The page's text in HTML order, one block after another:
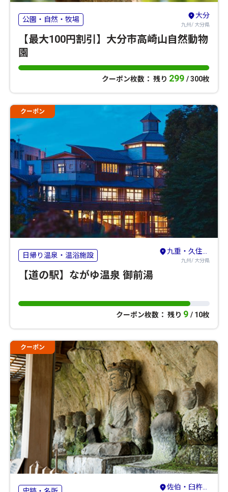
公園・自然・牧場 大分
九州/ 大分県
【最大100円割引】大分市高崎山自然動物
園
クーポン枚数： 残り 299 / 300枚
クーポン
日帰り温泉・温浴施設 九重・久住・竹田・長湯
九州/ 大分県
【道の駅】ながゆ温泉 御前湯
クーポン枚数： 残り 9 / 10枚
クーポン
佐伯・臼杵・豊後大野